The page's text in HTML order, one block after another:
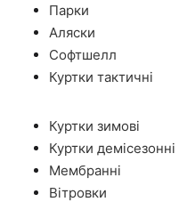
Парки
Аляски
Софтшелл
Куртки тактичні
Куртки зимові
Куртки демісезонні
Мембранні
Вітровки